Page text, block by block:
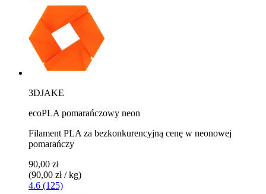
3DJAKE
ecoPLA pomarańczowy neon
Filament PLA za bezkonkurencyjną cenę w neonowej
pomarańczy
90,00 zł
(90,00 zł / kg)
4.6 (125)